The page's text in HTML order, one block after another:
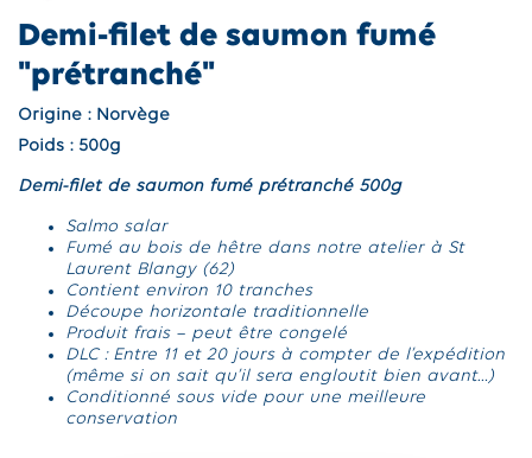
Demi-filet de saumon fumé
"prétranché"
Origine : Norvège
Poids : 500g
Demi-filet de saumon fumé prétranché 500g
Salmo salar
Fumé au bois de hêtre dans notre atelier à St
Laurent Blangy (62)
Contient environ 10 tranches
Découpe horizontale traditionnelle
Produit frais – peut être congelé
DLC : Entre 11 et 20 jours à compter de l’expédition
(même si on sait qu’il sera engloutit bien avant…)
Conditionné sous vide pour une meilleure
conservation